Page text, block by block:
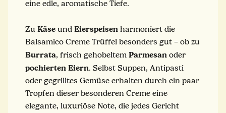
eine edle, aromatische Tiefe.
Zu Käse und Eierspeisen harmoniert die
Balsamico Creme Trüffel besonders gut – ob zu
Burrata, frisch gehobeltem Parmesan oder
pochierten Eiern. Selbst Suppen, Antipasti
oder gegrilltes Gemüse erhalten durch ein paar
Tropfen dieser besonderen Creme eine
elegante, luxuriöse Note, die jedes Gericht